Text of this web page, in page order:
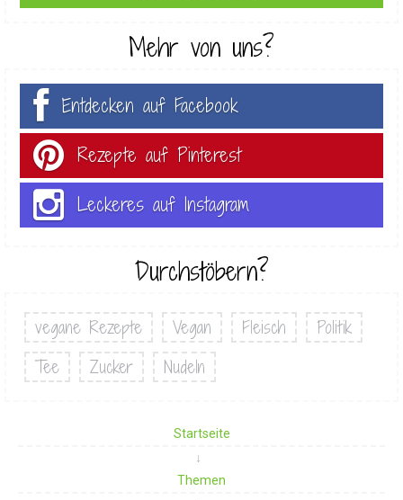
Mehr von uns?
Entdecken auf Facebook
Rezepte auf Pinterest
Leckeres auf Instagram
Durchstöbern?
vegane Rezepte Vegan Fleisch
Politik
Tee
Zucker Nudeln
Startseite
Themen